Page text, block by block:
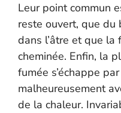
Leur point commun
reste ouvert, que du
dans l’âtre et que la
cheminée. Enfin, la
fumée s’échappe
malheureusement
de la chaleur.